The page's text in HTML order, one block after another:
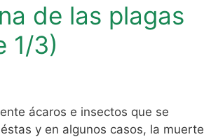
de las plagas
1/3)
ácaros e insectos que se
y en algunos casos, la muerte